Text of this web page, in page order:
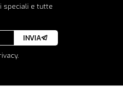
speciali e tutte
INVIA